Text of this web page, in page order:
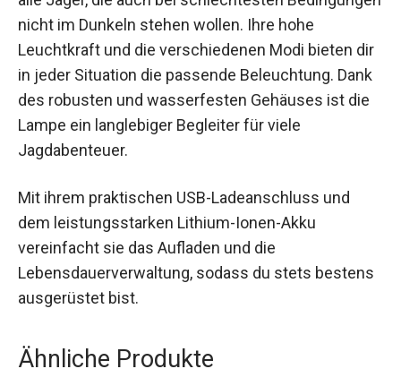
für alle Jäger, die auch bei schlechtesten
Bedingungen nicht im Dunkeln stehen wollen.
Ihre hohe Leuchtkraft und die verschiedenen
Modi bieten dir in jeder Situation die passende
Beleuchtung. Dank des robusten und
wasserfesten Gehäuses ist die Lampe ein
langlebiger Begleiter für viele Jagdabenteuer.
Mit ihrem praktischen USB-Ladeanschluss und
dem leistungsstarken Lithium-Ionen-Akku
vereinfacht sie das Aufladen und die
Lebensdauerverwaltung, sodass du stets
bestens ausgerüstet bist.
Ähnliche Produkte